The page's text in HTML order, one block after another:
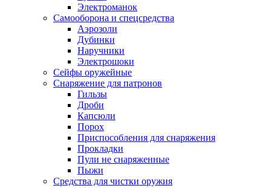
Электроманок
Самооборона и спецсредства
Аэрозоли
Дубинки
Наручники
Электрошоки
Сейфы оружейные
Снаряжение для патронов
Гильзы
Дроби
Капсюли
Порох
Приспособления для снаряжения
Прокладки
Пули не снаряженные
Пыжи
Средства для чистки оружия